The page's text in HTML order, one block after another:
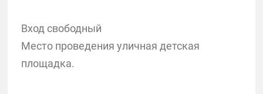
Вход свободный
Место проведения уличная детская
площадка.